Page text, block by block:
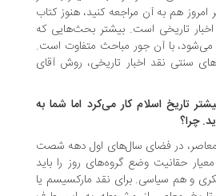
به آن مراجعه کنید، هنوز کتاب
تاریخی است. بیشتر بحث‌هایی که
با آن جور مباحث متفاوت است.
نقد اخبار تاریخی، روش آقای
اسلام کار می‌کرد اما شما به
در فضای سال‌های اول دهه شصت
وضع گروه‌های روز را باید
سیاسی. برای نقد مارکسیسم یا